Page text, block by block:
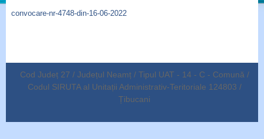
convocare-nr-4748-din-16-06-2022
Cod Județ 27 / Județul Neamț / Tipul UAT - 14 - C - Comună /
Codul SIRUTA al Unitații Administrativ-Teritoriale 124803 /
Țibucani